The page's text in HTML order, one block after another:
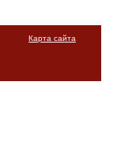
Карта сайта